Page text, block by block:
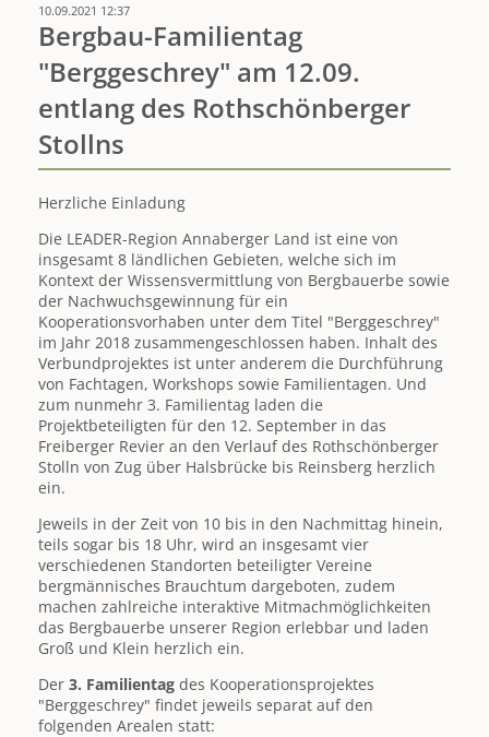
09.10.
im
DBI
Freiberg
10.09.2021 12:37
Bergbau-Familientag
"Berggeschrey" am 12.09.
entlang des Rothschönberger
Stollns
Herzliche Einladung
Die LEADER-Region Annaberger Land ist eine von
insgesamt 8 ländlichen Gebieten, welche sich im
Kontext der Wissensvermittlung von Bergbauerbe sowie
der Nachwuchsgewinnung für ein
Kooperationsvorhaben unter dem Titel "Berggeschrey"
im Jahr 2018 zusammengeschlossen haben. Inhalt des
Verbundprojektes ist unter anderem die Durchführung
von Fachtagen, Workshops sowie Familientagen. Und
zum nunmehr 3. Familientag laden die
Projektbeteiligten für den 12. September in das
Freiberger Revier an den Verlauf des Rothschönberger
Stolln von Zug über Halsbrücke bis Reinsberg herzlich
ein.
Jeweils in der Zeit von 10 bis in den Nachmittag hinein,
teils sogar bis 18 Uhr, wird an insgesamt vier
verschiedenen Standorten beteiligter Vereine
bergmännisches Brauchtum dargeboten, zudem
machen zahlreiche interaktive Mitmachmöglichkeiten
das Bergbauerbe unserer Region erlebbar und laden
Groß und Klein herzlich ein.
Der 3. Familientag des Kooperationsprojektes
"Berggeschrey" findet jeweils separat auf den
folgenden Arealen statt: